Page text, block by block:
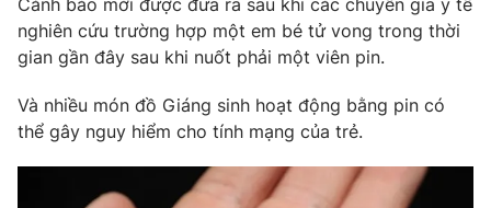
Góc doanh nghiệp
Phim VTV
Hậu trường
Nhân vật
Giải trí
Điện ảnh
Đời sống
Giáo dục
Cảnh báo mới được đưa ra sau khi các chuyên gia y tế
nghiên cứu trường hợp một em bé tử vong trong thời
gian gần đây sau khi nuốt phải một viên pin.
Và nhiều món đồ Giáng sinh hoạt động bằng pin có
thể gây nguy hiểm cho tính mạng của trẻ.